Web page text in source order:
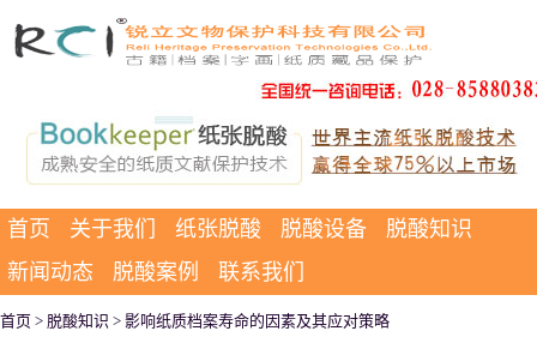
首页 关于我们 纸张脱酸 脱酸设备
脱酸知识
新闻动态
脱酸案例 联系我们
首页 > 脱酸知识 > 影响纸质档案寿命的因素及其应对策略